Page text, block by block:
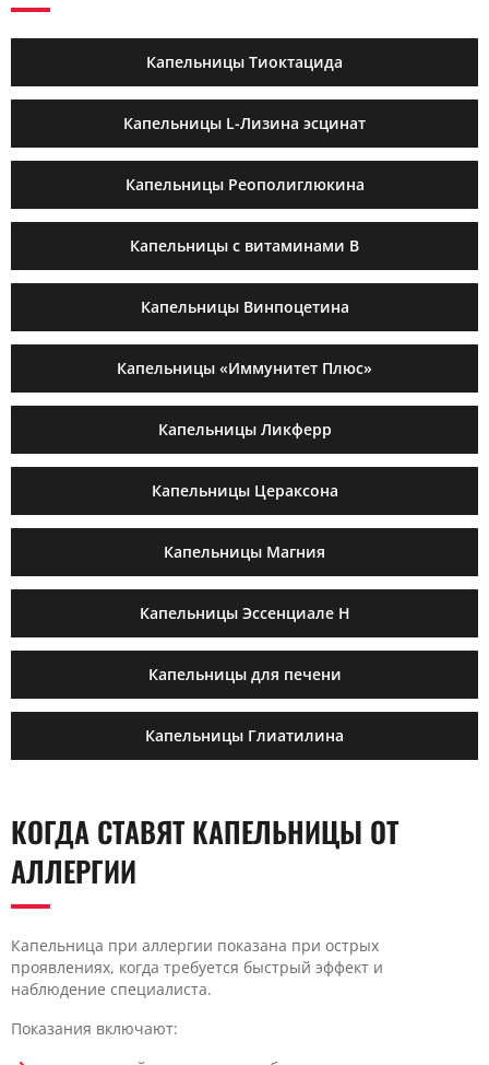
Капельницы Тиоктацида
Капельницы L-Лизина эсцинат
Капельницы Реополиглюкина
Капельницы с витаминами B
Капельницы Винпоцетина
Капельницы «Иммунитет Плюс»
Капельницы Ликферр
Капельницы Цераксона
Капельницы Магния
Капельницы Эссенциале Н
Капельницы для печени
Капельницы Глиатилина
КОГДА СТАВЯТ КАПЕЛЬНИЦЫ ОТ
АЛЛЕРГИИ
Капельница при аллергии показана при острых
проявлениях, когда требуется быстрый эффект и
наблюдение специалиста.
Показания включают: